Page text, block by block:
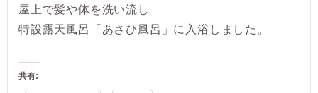
屋上で髪や体を洗い流し
特設露天風呂「あさひ風呂」に入浴しました。
共有: